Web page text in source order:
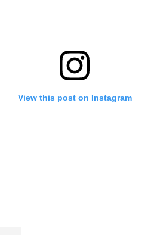
View this post on Instagram